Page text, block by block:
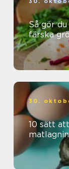
Så gör
färska
30.
10 sätt